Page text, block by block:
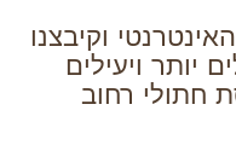
וקיבצנו
יותר ויעילים
חתולי רחוב